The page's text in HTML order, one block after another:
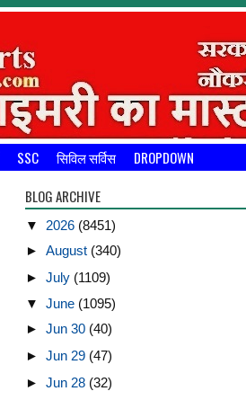
SSC सिविल सर्विस DROPDOWN
BLOG ARCHIVE
▼ 2026 (8451)
► August (340)
► July (1109)
▼ June (1095)
► Jun 30 (40)
► Jun 29 (47)
► Jun 28 (32)